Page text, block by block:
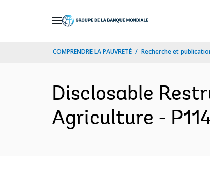
COMPRENDRE LA PAUVRETÉ Recherche et
Disclosable
Agriculture -